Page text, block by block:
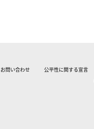
お問い合わせ 公平性に関する宣言